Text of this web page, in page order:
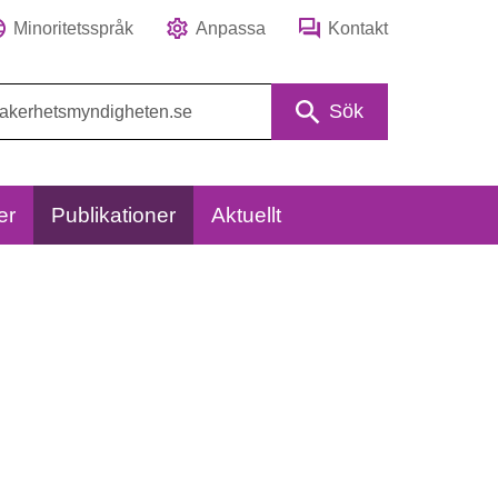
Minoritetsspråk Anpassa Kontakt
Sök
Publikationer Aktuellt